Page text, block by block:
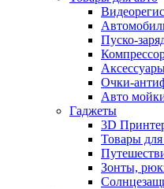
Пуско-
Очки-
Авто
Гаджеты
3D
Товары
Зонты,